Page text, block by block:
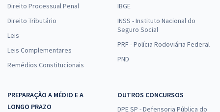
Direito Processual Penal
Direito Tributário
Leis
Leis Complementares
Remédios Constitucionais
IBGE
INSS - Instituto Nacional do
Seguro Social
PRF - Polícia Rodoviária Federal
PND
PREPARAÇÃO A MÉDIO E A
LONGO PRAZO
OUTROS CONCURSOS
DPE SP - Defensoria Pública do